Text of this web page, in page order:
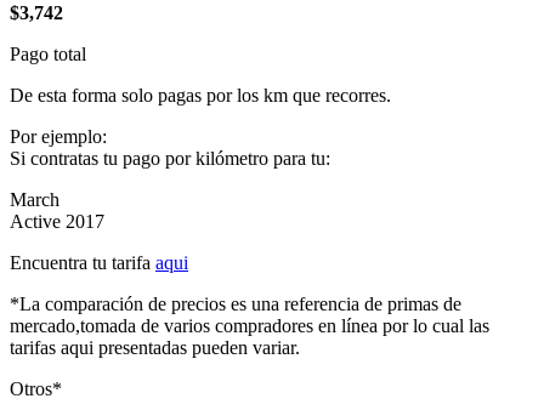
$3,742
Pago total
De esta forma solo pagas por los km que recorres.
Por ejemplo:
Si contratas tu pago por kilómetro para tu:
March
Active 2017
Encuentra tu tarifa aqui
*La comparación de precios es una referencia de primas de
mercado,tomada de varios compradores en línea por lo cual las
tarifas aqui presentadas pueden variar.
Otros*